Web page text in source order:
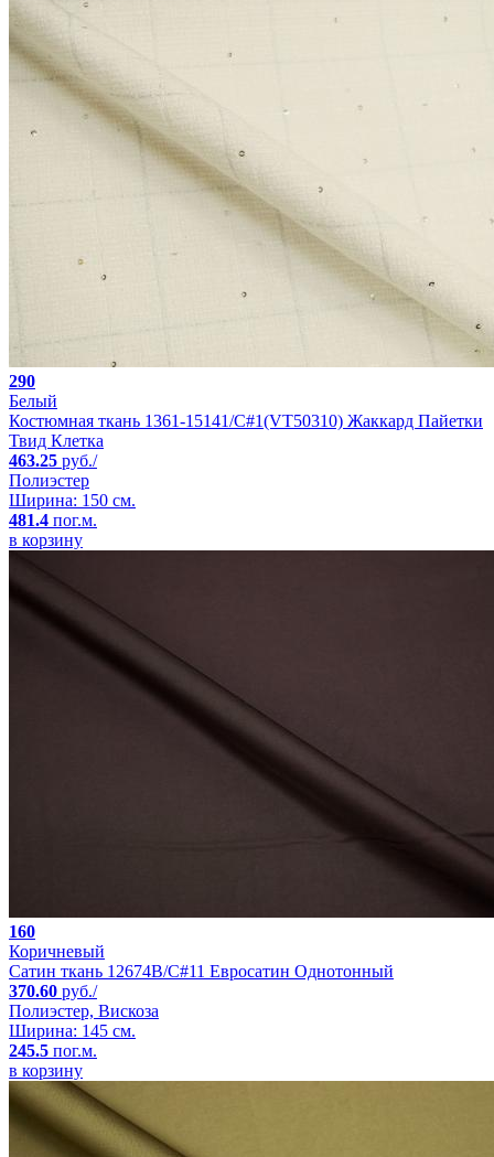
290
Белый
Костюмная ткань 1361-15141/C#1(VT50310) Жаккард Пайетки
Твид Клетка
463.25 руб./
Полиэстер
Ширина: 150 см.
481.4 пог.м.
в корзину
160
Коричневый
Сатин ткань 12674B/C#11 Евросатин Однотонный
370.60 руб./
Полиэстер, Вискоза
Ширина: 145 см.
245.5 пог.м.
в корзину